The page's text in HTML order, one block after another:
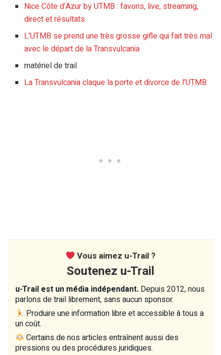
Nice Côte d’Azur by UTMB : favoris, live, streaming,
direct et résultats
L’UTMB se prend une très grosse gifle qui fait très mal
avec le départ de la Transvulcania
matériel de trail
La Transvulcania claque la porte et divorce de l’UTMB
Vous aimez u-Trail ?
Soutenez u-Trail
u-Trail est un média indépendant. Depuis 2012, nous
parlons de trail librement, sans aucun sponsor.
Produire une information libre et accessible à tous a
un coût.
Certains de nos articles entraînent aussi des
pressions ou des procédures juridiques.